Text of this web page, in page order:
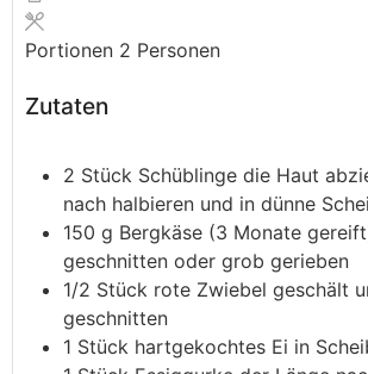
Portionen 2 Personen
Zutaten
2 Stück Schüblinge die Haut
nach halbieren und in dünne
150 g Bergkäse (3 Monate
geschnitten oder grob gerieben
1/2 Stück rote Zwiebel geschält
geschnitten
1 Stück hartgekochtes Ei in